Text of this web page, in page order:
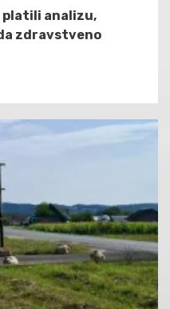
platili analizu,
zdravstveno